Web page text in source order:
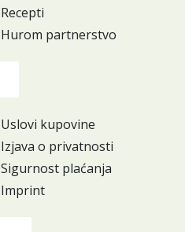
Recepti
Hurom partnerstvo
Uslovi kupovine
Izjava o privatnosti
Sigurnost plaćanja
Imprint